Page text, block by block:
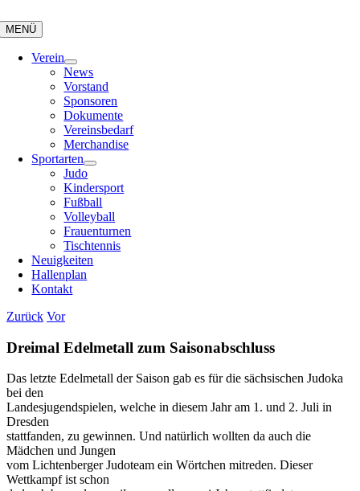
Inhalt
springen
MENÜ
Verein
News
Vorstand
Sponsoren
Dokumente
Vereinsbedarf
Merchandise
Sportarten
Judo
Kindersport
Fußball
Volleyball
Frauenturnen
Tischtennis
Neuigkeiten
Hallenplan
Kontakt
Zurück Vor
Dreimal Edelmetall zum Saisonabschluss
Das letzte Edelmetall der Saison gab es für die sächsischen Judoka
bei den
Landesjugendspielen, welche in diesem Jahr am 1. und 2. Juli in
Dresden
stattfanden, zu gewinnen. Und natürlich wollten da auch die
Mädchen und Jungen
vom Lichtenberger Judoteam ein Wörtchen mitreden. Dieser
Wettkampf ist schon